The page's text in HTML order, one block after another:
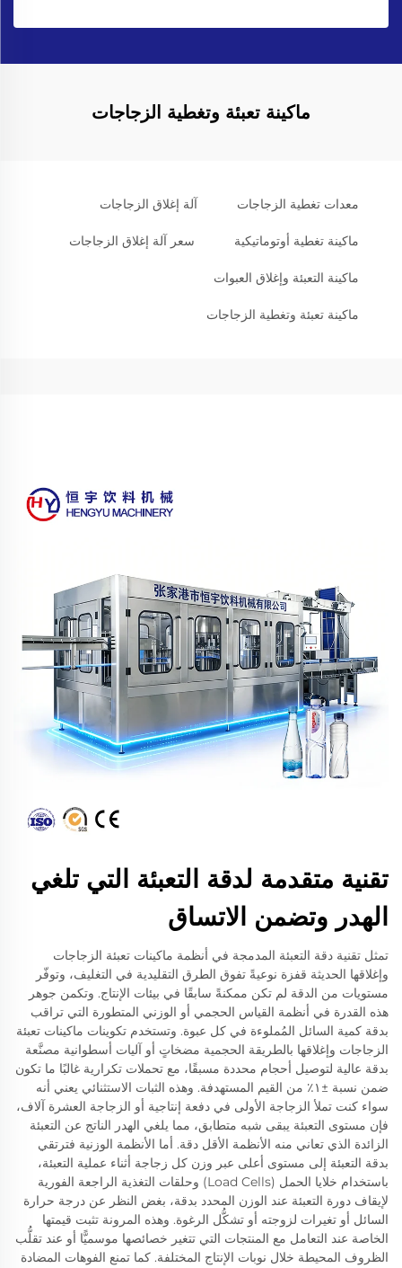
ماكينة تعبئة وتغطية الزجاجات
معدات تغطية الزجاجات آلة إغلاق الزجاجات
ماكينة تغطية أوتوماتيكية سعر آلة إغلاق الزجاجات
ماكينة التعبئة وإغلاق العبوات
ماكينة تعبئة وتغطية الزجاجات
تقنية متقدمة لدقة التعبئة التي تلغي
الهدر وتضمن الاتساق
تمثل تقنية دقة التعبئة المدمجة في أنظمة ماكينات تعبئة الزجاجات
وإغلاقها الحديثة قفزة نوعيةً تفوق الطرق التقليدية في التغليف، وتوفّر
مستويات من الدقة لم تكن ممكنةً سابقًا في بيئات الإنتاج. وتكمن جوهر
هذه القدرة في أنظمة القياس الحجمي أو الوزني المتطورة التي تراقب
بدقة كمية السائل المُملوءة في كل عبوة. وتستخدم تكوينات ماكينات تعبئة
الزجاجات وإغلاقها بالطريقة الحجمية مضخاتٍ أو آليات أسطوانية مصنَّعة
بدقة عالية لتوصيل أحجام محددة مسبقًا، مع تحملات تكرارية غالبًا ما تكون
ضمن نسبة ±١٪ من القيم المستهدفة. وهذه الثبات الاستثنائي يعني أنه
سواء كنت تملأ الزجاجة الأولى في دفعة إنتاجية أو الزجاجة العشرة آلاف،
فإن مستوى التعبئة يبقى شبه متطابق، مما يلغي الهدر الناتج عن التعبئة
الزائدة الذي تعاني منه الأنظمة الأقل دقة. أما الأنظمة الوزنية فترتقي
بدقة التعبئة إلى مستوى أعلى عبر وزن كل زجاجة أثناء عملية التعبئة،
باستخدام خلايا الحمل (Load Cells) وحلقات التغذية الراجعة الفورية
لإيقاف دورة التعبئة عند الوزن المحدد بدقة، بغض النظر عن درجة حرارة
السائل أو تغيرات لزوجته أو تشكُّل الرغوة. وهذه المرونة تثبت قيمتها
الخاصة عند التعامل مع المنتجات التي تتغير خصائصها موسميًّا أو عند تقلُّب
الظروف المحيطة خلال نوبات الإنتاج المختلفة. كما تمنع الفوهات المضادة